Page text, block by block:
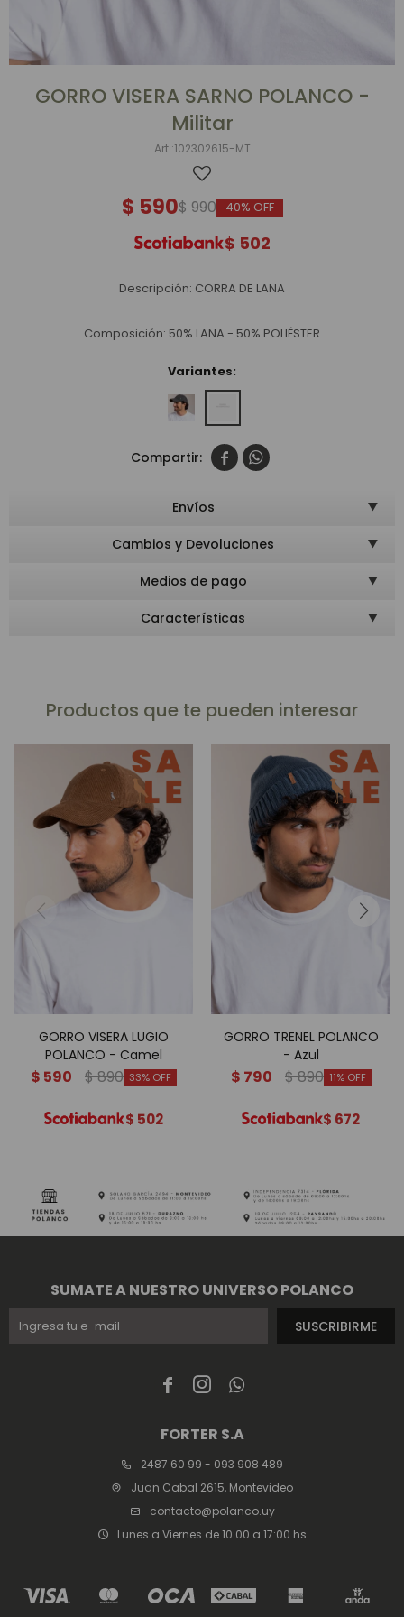
GORRO VISERA SARNO POLANCO -
Militar
102302615-MT
$ 590$990 40
$ 502
Descripción: CORRA DE LANA
Composición: 50% LANA - 50% POLIÉSTER
Variantes:
 
Envíos
Cambios y Devoluciones
Medios de pago
Características
Productos que te pueden interesar
GORRO VISERA LUGIO
POLANCO - Camel
$ 590 $890 33
$ 502
GORRO TRENEL POLANCO
- Azul
$ 790 $890 11
$ 672
  
FORTER S.A
2487 60 99 - 093 908 489
Juan Cabal 2615, Montevideo
contacto@polanco.uy
Lunes a Viernes de 10:00 a 17:00 hs
SUMATE A NUESTRO UNIVERSO POLANCO
SUSCRIBIRME